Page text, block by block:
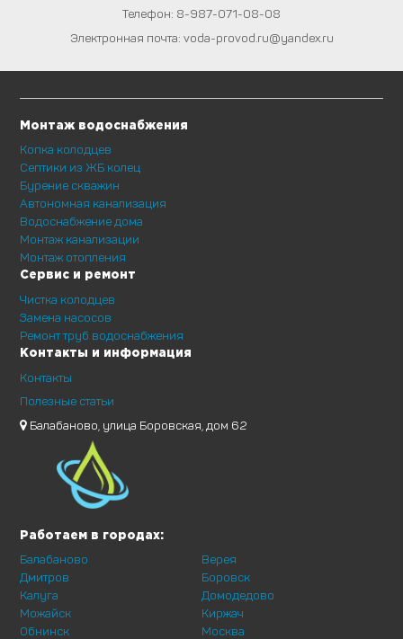
Телефон: 8-987-071-08-08
Электронная почта: voda-provod.ru@yandex.ru
Монтаж водоснабжения
Копка колодцев
Септики из ЖБ колец
Бурение скважин
Автономная канализация
Водоснабжение дома
Монтаж канализации
Монтаж отопления
Сервис и ремонт
Чистка колодцев
Замена насосов
Ремонт труб водоснабжения
Контакты и информация
Контакты
Полезные статьи
Балабаново, улица Боровская, дом 62
Работаем в городах:
Балабаново
Дмитров
Калуга
Можайск
Обнинск
Верея
Боровск
Домодедово
Киржач
Москва